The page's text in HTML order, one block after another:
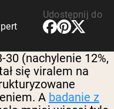
Odżywki Białkowe
Udostępnij do
30 (nachylenie 12%,
się viralem na
A badanie z